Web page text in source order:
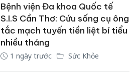
Bệnh viện Đa khoa Quốc tế
S.I.S Cần Thơ: Cứu sống cụ ông
tắc mạch tuyến tiền liệt bí tiểu
nhiều tháng
1 ngày trước Sức Khỏe